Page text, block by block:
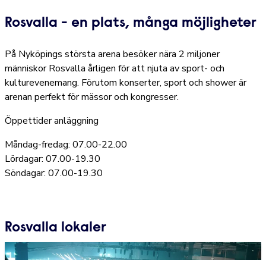
Rosvalla - en plats, många möjligheter
På Nyköpings största arena besöker nära 2 miljoner
människor Rosvalla årligen för att njuta av sport- och
kulturevenemang. Förutom konserter, sport och shower är
arenan perfekt för mässor och kongresser.
Öppettider anläggning
Måndag-fredag: 07.00-22.00
Lördagar: 07.00-19.30
Söndagar: 07.00-19.30
Rosvalla lokaler